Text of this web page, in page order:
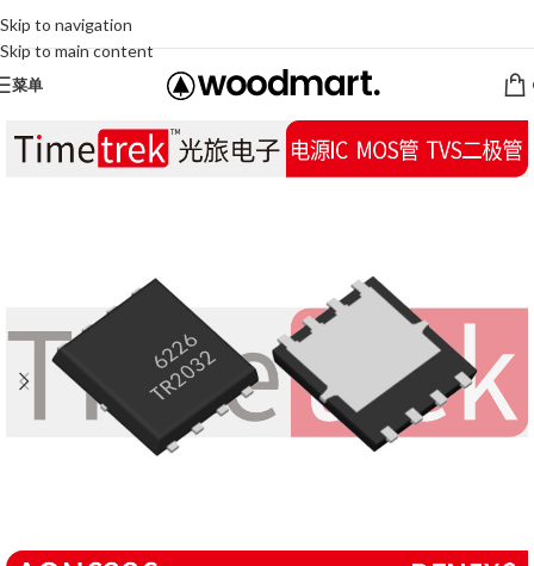
Skip to navigation
Skip to main content
菜单